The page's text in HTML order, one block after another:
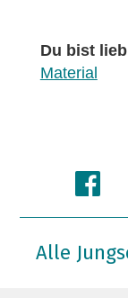
Du bist
Material
Alle